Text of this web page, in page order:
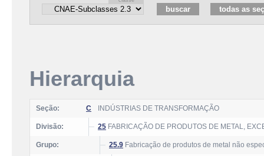
Hierarquia
Seção: C INDÚSTRIAS DE TRANSFORMAÇÃO
Divisão: 25 FABRICAÇÃO DE PRODUTOS DE METAL,
Grupo: 25.9 Fabricação de produtos de metal não